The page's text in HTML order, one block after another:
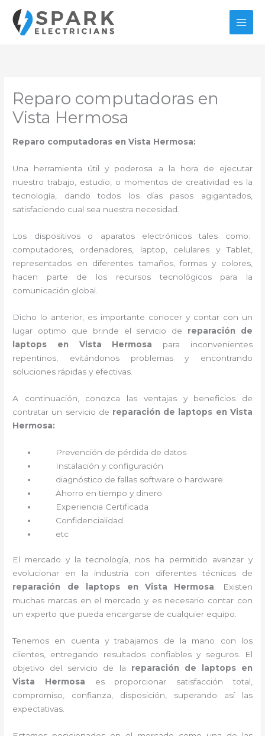
contenido
Reparo computadoras en
Vista Hermosa
Reparo computadoras en Vista Hermosa:
Una herramienta útil y poderosa a la hora de ejecutar
nuestro trabajo, estudio, o momentos de creatividad es la
tecnología, dando todos los días pasos agigantados,
satisfaciendo cual sea nuestra necesidad.
Los dispositivos o aparatos electrónicos tales como:
computadores, ordenadores, laptop, celulares y Tablet,
representados en diferentes tamaños, formas y colores,
hacen parte de los recursos tecnológicos para la
comunicación global.
Dicho lo anterior, es importante conocer y contar con un
lugar optimo que brinde el servicio de reparación de
laptops en Vista Hermosa para inconvenientes
repentinos, evitándonos problemas y encontrando
soluciones rápidas y efectivas.
A continuación, conozca las ventajas y beneficios de
contratar un servicio de reparación de laptops en Vista
Hermosa:
Prevención de pérdida de datos
Instalación y configuración
diagnóstico de fallas software o hardware
Ahorro en tiempo y dinero
Experiencia Certificada
Confidencialidad
etc
El mercado y la tecnología, nos ha permitido avanzar y
evolucionar en la industria con diferentes técnicas de
reparación de laptops en Vista Hermosa . Existen
muchas marcas en el mercado y es necesario contar con
un experto que pueda encargarse de cualquier equipo.
Tenemos en cuenta y trabajamos de la mano con los
clientes, entregando resultados confiables y seguros. El
objetivo del servicio de la reparación de laptops en
Vista Hermosa es proporcionar satisfacción total,
compromiso, confianza, disposición, superando así las
expectativas.